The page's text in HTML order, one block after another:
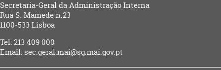
Secretaria-Geral da Administração Interna
Rua S. Mamede n.23
1100-533 Lisboa
Tel: 213 409 000
Email: sec.geral.mai@sg.mai.gov.pt